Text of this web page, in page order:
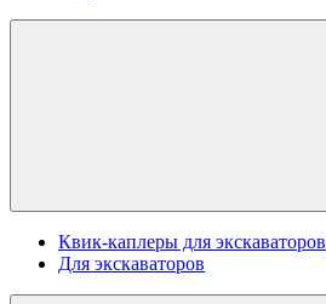
Квик-каплеры для экскаваторов
Для экскаваторов